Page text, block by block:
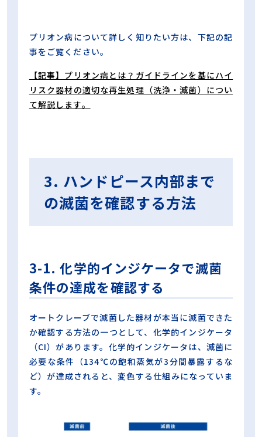
プリオン病について詳しく知りたい方は、下記の記
事をご覧ください。
【記事】プリオン病とは？ガイドラインを基にハイ
リスク器材の適切な再生処理（洗浄・滅菌）につい
て解説します。
3. ハンドピース内部まで
の滅菌を確認する方法
3-1. 化学的インジケータで滅菌
条件の達成を確認する
オートクレーブで滅菌した器材が本当に滅菌できた
か確認する方法の一つとして、化学的インジケータ
（CI）があります。化学的インジケータは、滅菌に
必要な条件（134℃の飽和蒸気が3分間暴露するな
ど）が達成されると、変色する仕組みになっていま
す。